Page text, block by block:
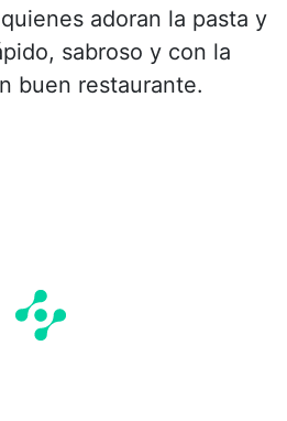
adoran la pasta y
sabroso y con la
buen restaurante.